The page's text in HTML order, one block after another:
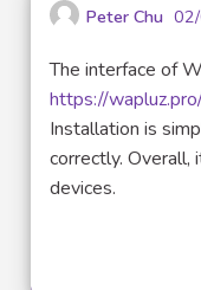
Peter Chu
The interface of
https://
Installation is
correctly.
devices.